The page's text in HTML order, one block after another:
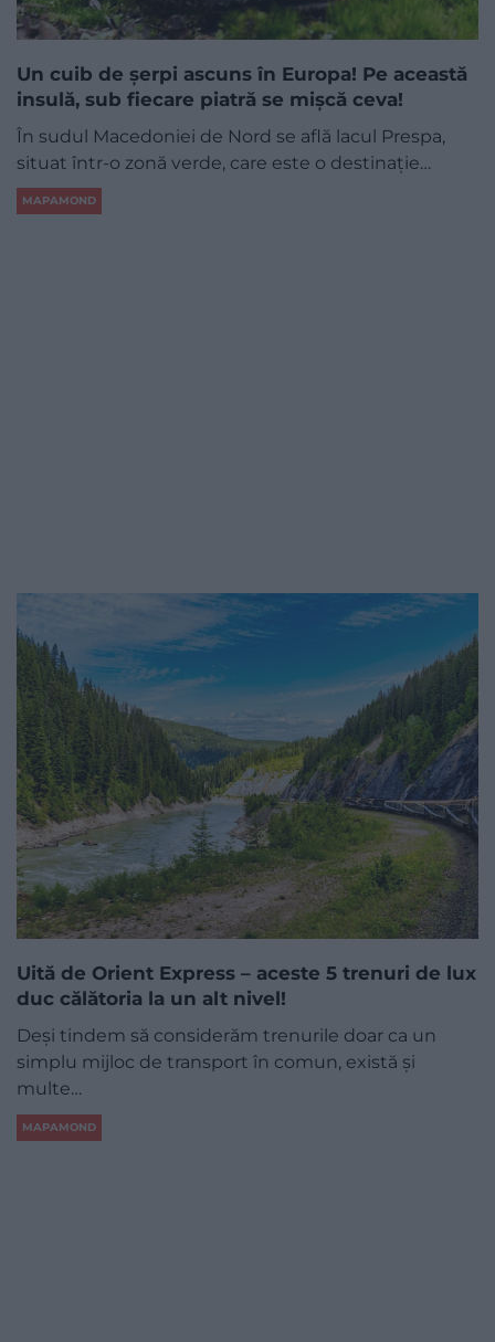
Un cuib de șerpi ascuns în Europa! Pe această
insulă, sub fiecare piatră se mișcă ceva!
În sudul Macedoniei de Nord se află lacul Prespa,
situat într-o zonă verde, care este o destinație…
MAPAMOND
Uită de Orient Express – aceste 5 trenuri de lux
duc călătoria la un alt nivel!
Deși tindem să considerăm trenurile doar ca un
simplu mijloc de transport în comun, există și
multe…
MAPAMOND